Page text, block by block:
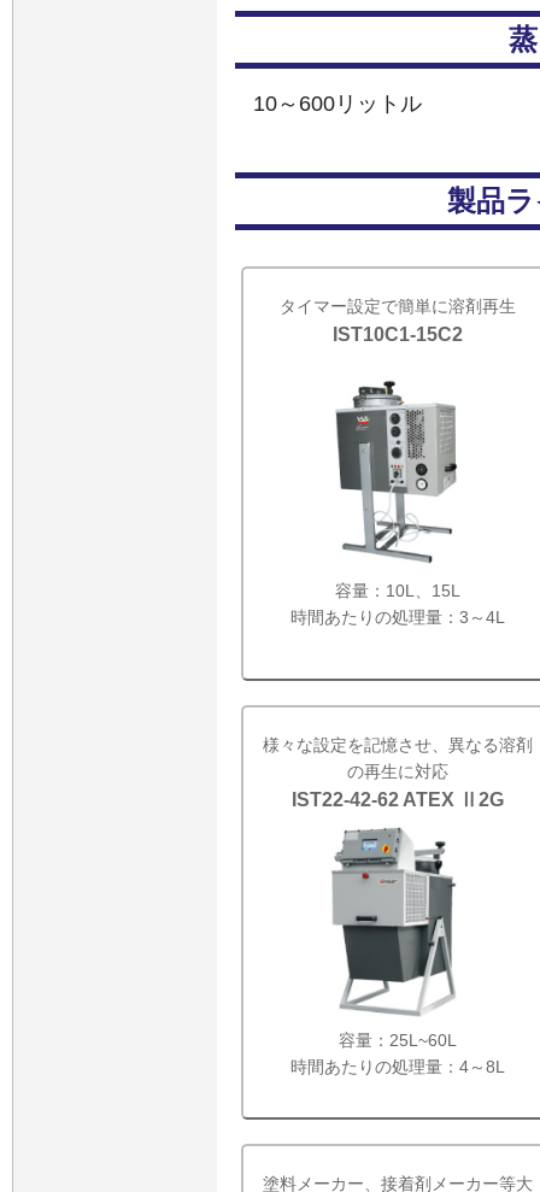
10～600リットル
製品
タイマー設定で簡単に溶剤再生
IST10C1-15C2
容量：10L、15L
時間あたりの処理量：3～4L
様々な設定を記憶させ、異なる溶剤
の再生に対応
IST22-42-62 ATEX Ⅱ2G
容量：25L~60L
時間あたりの処理量：4～8L
塗料メーカー、接着剤メーカー等大